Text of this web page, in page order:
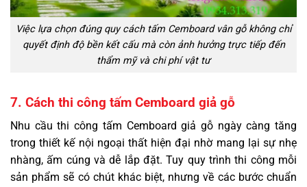
Việc lựa chọn đúng quy cách tấm Cemboard vân gỗ không chỉ
quyết định độ bền kết cấu mà còn ảnh hưởng trực tiếp đến
thẩm mỹ và chi phí vật tư
7. Cách thi công tấm Cemboard giả gỗ
Nhu cầu thi công tấm Cemboard giả gỗ ngày càng tăng
trong thiết kế nội ngoại thất hiện đại nhờ mang lại sự nhẹ
nhàng, ấm cúng và dễ lắp đặt. Tuy quy trình thi công mỗi
sản phẩm sẽ có chút khác biệt, nhưng về các bước chuẩn